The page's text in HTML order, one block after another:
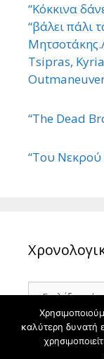
“Κόκκινα
“βάλει πάλι
Tsipras,
“The Dead
“Του
Χρονολογική
σειρά
καλύτερη δυνατή